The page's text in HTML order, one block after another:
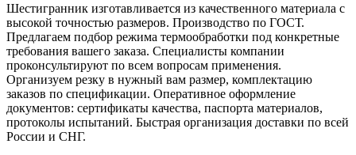
Шестигранник изготавливается из качественного материала с
высокой точностью размеров. Производство по ГОСТ.
Предлагаем подбор режима термообработки под конкретные
требования вашего заказа. Специалисты компании
проконсультируют по всем вопросам применения.
Организуем резку в нужный вам размер, комплектацию
заказов по спецификации. Оперативное оформление
документов: сертификаты качества, паспорта материалов,
протоколы испытаний. Быстрая организация доставки по всей
России и СНГ.